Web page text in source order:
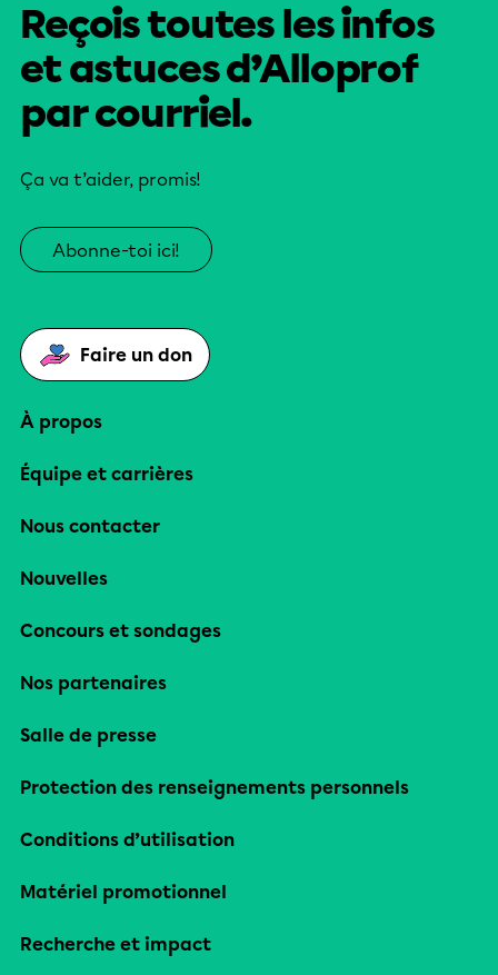
Reçois toutes les infos
et astuces d’Alloprof
par courriel.
Ça va t’aider, promis!
Abonne-toi ici!
Faire un don
À propos
Équipe et carrières
Nous contacter
Nouvelles
Concours et sondages
Nos partenaires
Salle de presse
Protection des renseignements personnels
Conditions d’utilisation
Matériel promotionnel
Recherche et impact